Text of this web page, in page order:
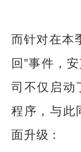
而针对在本
回”事件，
司不仅启动
程序，与此
面升级：